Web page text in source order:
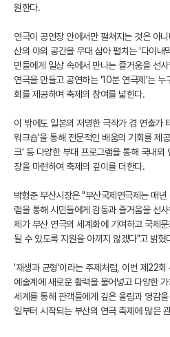
원한다.
연극이 공연장 안에서만 펼쳐지는 것은 아
산의 야외 공간을 무대 삼아 펼치는 '다이
민들에게 일상 속에서 만나는 즐거움을 선
연극을 만들고 공연하는 '10분 연극제'는 누
회를 제공하며 축제의 참여를 넓힌다.
이 밖에도 일본의 저명한 극작가 겸 연출가
워크숍'을 통해 전문적인 배움의 기회를 제
크' 등 다양한 부대 프로그램을 통해 국내외
장을 마련하여 축제의 깊이를 더한다.
박형준 부산시장은 "부산국제연극제는 매
램을 통해 시민들에게 감동과 즐거움을 선
제가 부산 연극의 세계화에 기여하고 국제
될 수 있도록 지원을 아끼지 않겠다"고 밝혔
'재생과 균형'이라는 주제처럼, 이번 제22
예술계에 새로운 활력을 불어넣고 다양한
세계를 통해 관객들에게 깊은 울림과 영감
일부터 시작되는 부산의 연극 축제에 많은